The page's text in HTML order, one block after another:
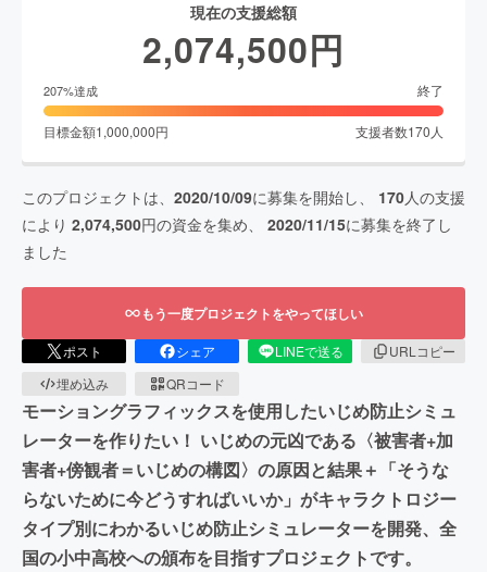
現在の支援総額
2,074,500円
207%達成 終了
目標金額1,000,000円 支援者数170 人
このプロジェクトは、 2020/10/09に募集を開始し、 170人の支援
により 2,074,500円の資金を集め、 2020/11/15に募集を終了し
ました
もう一度プロジェクトをやってほしい
ポスト シェア LINEで送る
URLコピー
埋め込み
QRコード
モーショングラフィックスを使用したいじめ防止シミュ
レーターを作りたい！ いじめの元凶である〈被害者+加
害者+傍観者＝いじめの構図〉の原因と結果＋「そうな
らないために今どうすればいいか」がキャラクトロジー
タイプ別にわかるいじめ防止シミュレーターを開発、全
国の小中高校への頒布を目指すプロジェクトです。